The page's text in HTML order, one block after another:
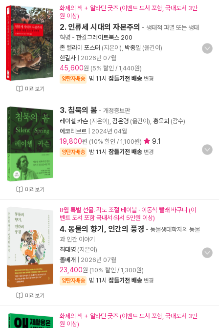
미리보기
화제의 책 + 알라딘 굿즈 (이벤트 도서 포함, 국내도서 3만
원 이상)
2. 인류세 시대의 자본주의 - 생태적 파멸 또는 생태
혁명 - 한길그레이트북스 200
존 벨라미 포스터 (지은이), 박종일 (옮긴이)
한길사
2026년 07월
45,600원 (5% 할인 / 1,440원)
양탄자배송 밤 11시 잠들기전 배송 변경
미리보기
3. 침묵의 봄 - 개정증보판
레이첼 카슨 (지은이), 김은령 (옮긴이), 홍욱희 (감수)
에코리브르
2024년 04월
19,800원 (10% 할인 / 1,100원) 9.1
양탄자배송 밤 11시 잠들기전 배송 변경
미리보기
8월 특별 선물. 각도 조절 테이블 · 이동식 빨래 바구니 (이
벤트 도서 포함 국내서·외서 5만원 이상)
4. 동물의 향기, 인간의 풍경 - 동물생태학자의 동물
과 인간 이야기
최태영 (지은이)
돌베개
2026년 07월
23,400원 (10% 할인 / 1,300원)
양탄자배송 밤 11시 잠들기전 배송 변경
화제의 책 + 알라딘 굿즈 (이벤트 도서 포함, 국내도서 3만
원 이상)